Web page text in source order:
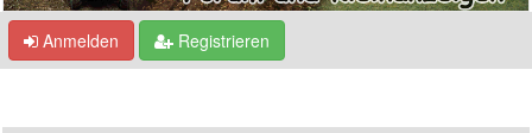
Anmelden Registrieren